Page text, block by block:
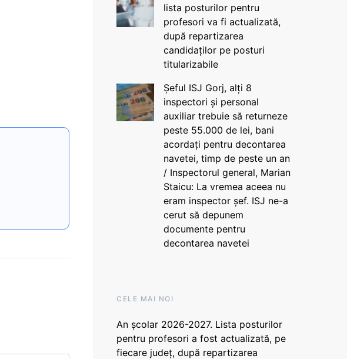
lista posturilor pentru
profesori va fi actualizată,
după repartizarea
candidaților pe posturi
titularizabile
Șeful ISJ Gorj, alți 8
inspectori și personal
auxiliar trebuie să returneze
peste 55.000 de lei, bani
acordați pentru decontarea
navetei, timp de peste un an
/ Inspectorul general, Marian
Staicu: La vremea aceea nu
eram inspector șef. ISJ ne-a
cerut să depunem
documente pentru
decontarea navetei
CELE MAI NOI
An școlar 2026-2027. Lista posturilor
pentru profesori a fost actualizată, pe
fiecare județ, după repartizarea